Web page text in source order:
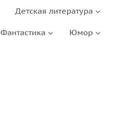
Детская литература
Фантастика Юмор